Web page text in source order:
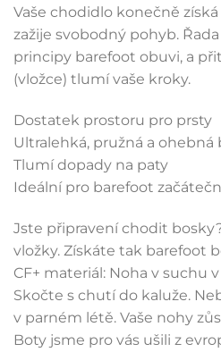
Vaše chodidlo konečně
zažije svobodný pohyb.
principy barefoot obuvi, a
(vložce) tlumí vaše kroky.
Dostatek prostoru pro prsty
Ultralehká, pružná a ohebná
Tlumí dopady na paty
Ideální pro barefoot
Jste připravení chodit
vložky. Získáte tak barefoot
CF+ materiál: Noha v suchu
Skočte s chutí do kaluže.
v parném létě. Vaše nohy
Boty jsme pro vás ušili z